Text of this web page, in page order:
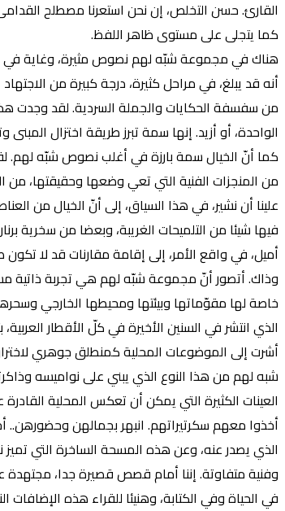
القارئ. حسن التخلص، إن نحن استعرنا مصطلح
كما يتجلى على مستوى ظاهر اللفظ.
هناك في مجموعة شبّه لهم نصوص مثيرة، وغاية في
أنه قد يبلغ، في مراحل كثيرة، درجة كبيرة من
من سفسفة الحكايات والجملة السردية. لقد وجدت
الواحدة، أو أزيد. إنها سمة تبرز طريقة اختزال
كما أنّ الخيال سمة بارزة في أغلب نصوص شبّه لهم.
من المنجزات الفنية التي تعي وضعها وحقيقتها، من
علينا أن نشير، في هذا السياق، إلى أنّ الخيال من
فيها شيئا من التلميحات الغريبة، وبعضا من سخرية
أميل، في واقع الأمر، إلى إقامة مقارنات قد لا
وذاك. أتصور أنّ مجموعة شبّه لهم هي تجربة ذاتية
خاصة لها مقوّماتها وبيئتها ومحيطها الخارجي
الذي انتشر في السنين الأخيرة في كلّ الأقطار
أشرت إلى الموضوعات المحلية كمنطلق جوهري
شبه لهم من هذا النوع الذي يبني على نواميسه
العينات الكثيرة التي يمكن أن تعكس المحلية
أخذوا معهم سكرتيراتهم. انبهر بجمالهن وحضورهن..
الذي يصدر عنه، وعن هذه المسحة الساخرة التي
وفنية متفاوتة. إننا أمام قصص قصيرة جدا، مجتهدة على
في الحياة وفي الكتابة، وهنيئا للقراء هذه